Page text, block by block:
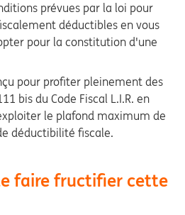
prévues par la loi pour
déductibles en vous
pour la constitution d'une
pour profiter pleinement des
bis du Code Fiscal L.I.R. en
le plafond maximum de
déductibilité fiscale.
faire fructifier cette